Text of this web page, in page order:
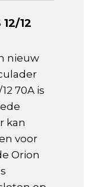
12
nieuw
70A is
kan
voor
Orion